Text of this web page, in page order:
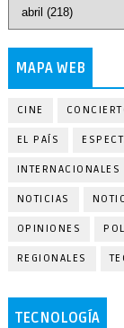
MAPA WEB
CINE
EL PAÍS
INTERNACIONALES
NOTICIAS
OPINIONES
REGIONALES
TECNOLOGÍA